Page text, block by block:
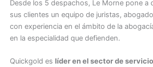
Desde los 5 despachos, Le Morne pone a
sus clientes un equipo de juristas,
con experiencia en el ámbito de la
en la especialidad que defienden.
Quickgold es líder en el sector de